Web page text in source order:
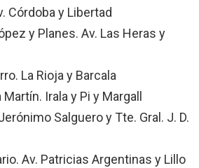
Córdoba y Libertad
y Planes. Av. Las Heras y
La Rioja y Barcala
Irala y Pi y Margall
Salguero y Tte. Gral. J. D.
Av. Patricias Argentinas y Lillo